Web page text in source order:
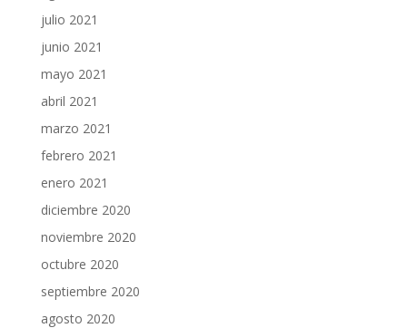
julio 2021
junio 2021
mayo 2021
abril 2021
marzo 2021
febrero 2021
enero 2021
diciembre 2020
noviembre 2020
octubre 2020
septiembre 2020
agosto 2020